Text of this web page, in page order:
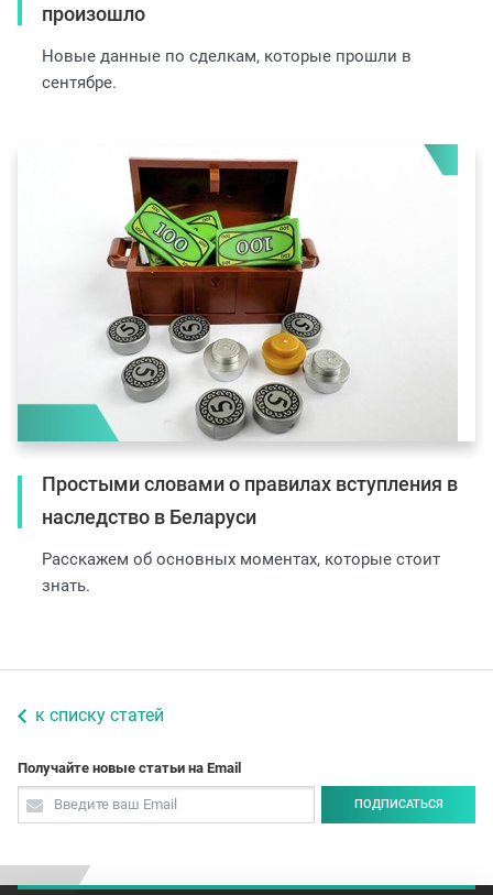
произошло
Новые данные по сделкам, которые прошли в
сентябре.
Простыми словами о правилах вступления в
наследство в Беларуси
Расскажем об основных моментах, которые стоит
знать.
к списку статей
Получайте новые статьи на Email
ПОДПИСАТЬСЯ